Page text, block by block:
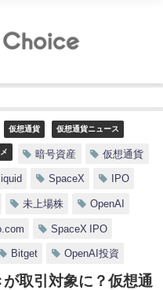
仮想通貨 仮想通貨ニュース
暗号資産 仮想通貨
SpaceX IPO
未上場株 OpenAI
SpaceX IPO
Bitget OpenAI投資
取引対象に？仮想通